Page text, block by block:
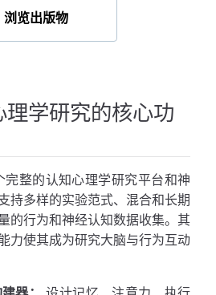
浏览出版物
学研究的核心功
整的认知心理学研究平台和神
持多样的实验范式、混合和长期
的行为和神经认知数据收集。其
力使其成为研究大脑与行为互动